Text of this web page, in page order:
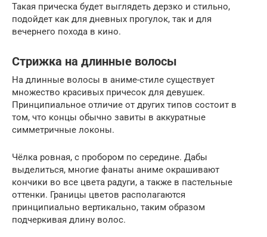
Такая прическа будет выглядеть дерзко и стильно,
подойдет как для дневных прогулок, так и для
вечернего похода в кино.
Стрижка на длинные волосы
На длинные волосы в аниме-стиле существует
множество красивых причесок для девушек.
Принципиальное отличие от других типов состоит в
том, что концы обычно завиты в аккуратные
симметричные локоны.
Чёлка ровная, с пробором по середине. Дабы
выделиться, многие фанаты аниме окрашивают
кончики во все цвета радуги, а также в пастельные
оттенки. Границы цветов располагаются
принципиально вертикально, таким образом
подчеркивая длину волос.